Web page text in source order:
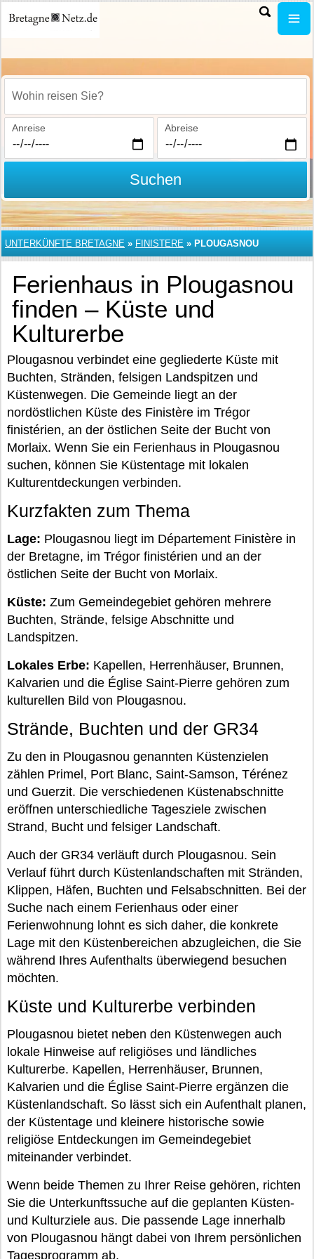
Wohin reisen Sie?
Anreise Abreise
Suchen
UNTERKÜNFTE BRETAGNE » FINISTERE » PLOUGASNOU
Ferienhaus in Plougasnou
finden – Küste und
Kulturerbe
Plougasnou verbindet eine gegliederte Küste mit
Buchten, Stränden, felsigen Landspitzen und
Küstenwegen. Die Gemeinde liegt an der
nordöstlichen Küste des Finistère im Trégor
finistérien, an der östlichen Seite der Bucht von
Morlaix. Wenn Sie ein Ferienhaus in Plougasnou
suchen, können Sie Küstentage mit lokalen
Kulturentdeckungen verbinden.
Kurzfakten zum Thema
Lage: Plougasnou liegt im Département Finistère in
der Bretagne, im Trégor finistérien und an der
östlichen Seite der Bucht von Morlaix.
Küste: Zum Gemeindegebiet gehören mehrere
Buchten, Strände, felsige Abschnitte und
Landspitzen.
Lokales Erbe: Kapellen, Herrenhäuser, Brunnen,
Kalvarien und die Église Saint-Pierre gehören zum
kulturellen Bild von Plougasnou.
Strände, Buchten und der GR34
Zu den in Plougasnou genannten Küstenzielen
zählen Primel, Port Blanc, Saint-Samson, Térénez
und Guerzit. Die verschiedenen Küstenabschnitte
eröffnen unterschiedliche Tagesziele zwischen
Strand, Bucht und felsiger Landschaft.
Auch der GR34 verläuft durch Plougasnou. Sein
Verlauf führt durch Küstenlandschaften mit Stränden,
Klippen, Häfen, Buchten und Felsabschnitten. Bei der
Suche nach einem Ferienhaus oder einer
Ferienwohnung lohnt es sich daher, die konkrete
Lage mit den Küstenbereichen abzugleichen, die Sie
während Ihres Aufenthalts überwiegend besuchen
möchten.
Küste und Kulturerbe verbinden
Plougasnou bietet neben den Küstenwegen auch
lokale Hinweise auf religiöses und ländliches
Kulturerbe. Kapellen, Herrenhäuser, Brunnen,
Kalvarien und die Église Saint-Pierre ergänzen die
Küstenlandschaft. So lässt sich ein Aufenthalt planen,
der Küstentage und kleinere historische sowie
religiöse Entdeckungen im Gemeindegebiet
miteinander verbindet.
Wenn beide Themen zu Ihrer Reise gehören, richten
Sie die Unterkunftssuche auf die geplanten Küsten-
und Kulturziele aus. Die passende Lage innerhalb
von Plougasnou hängt dabei von Ihrem persönlichen
Tagesprogramm ab.